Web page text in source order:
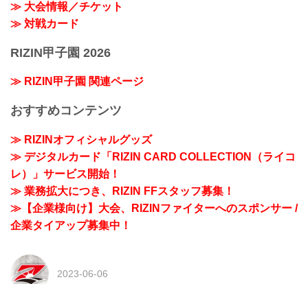
≫ 大会情報／チケット
≫ 対戦カード
RIZIN甲子園 2026
≫ RIZIN甲子園 関連ページ
おすすめコンテンツ
≫ RIZINオフィシャルグッズ
≫ デジタルカード「RIZIN CARD COLLECTION（ライコ
レ）」サービス開始！
≫ 業務拡大につき、RIZIN FFスタッフ募集！
≫【企業様向け】大会、RIZINファイターへのスポンサー /
企業タイアップ募集中！
2023-06-06